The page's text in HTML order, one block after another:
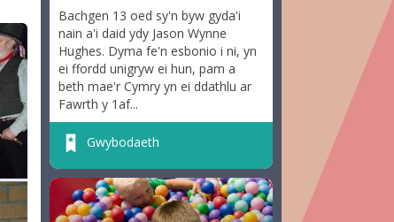
Bachgen 13 oed sy'n byw gyda'i
nain a'i daid ydy Jason Wynne
Hughes. Dyma fe'n esbonio i ni, yn
ei ffordd unigryw ei hun, pam a
beth mae'r Cymry yn ei ddathlu ar
Fawrth y 1af...
Gwybodaeth